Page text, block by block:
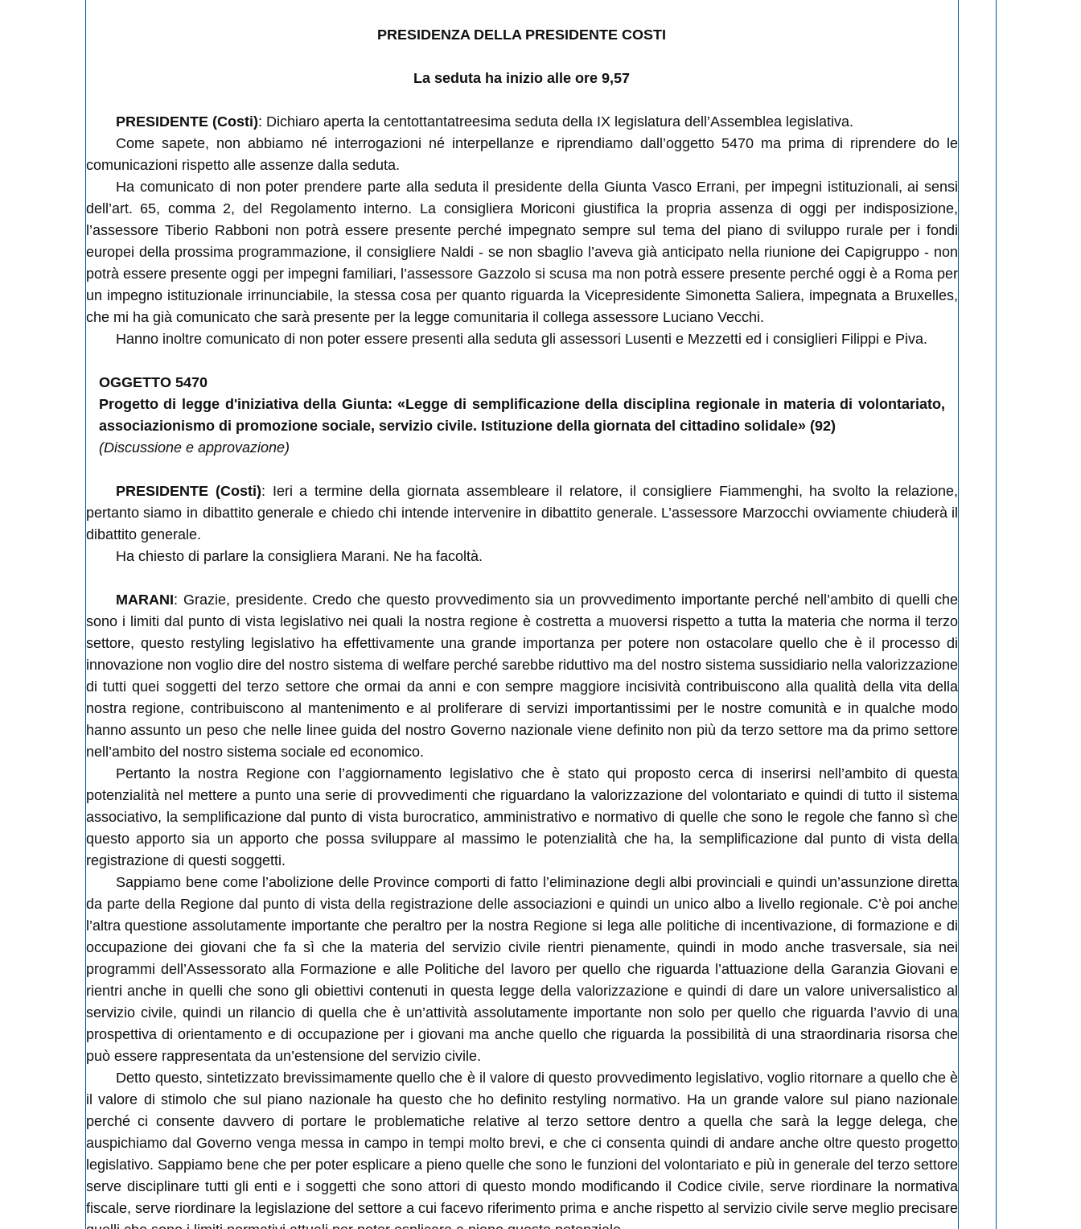
PRESIDENZA DELLA PRESIDENTE COSTI
La seduta ha inizio alle ore 9,57
PRESIDENTE (Costi): Dichiaro aperta la centottantatreesima seduta della IX legislatura dell’Assemblea legislativa.
Come sapete, non abbiamo né interrogazioni né interpellanze e riprendiamo dall’oggetto 5470 ma prima di riprendere do le
comunicazioni rispetto alle assenze dalla seduta.
Ha comunicato di non poter prendere parte alla seduta il presidente della Giunta Vasco Errani, per impegni istituzionali, ai sensi
dell’art. 65, comma 2, del Regolamento interno. La consigliera Moriconi giustifica la propria assenza di oggi per indisposizione,
l’assessore Tiberio Rabboni non potrà essere presente perché impegnato sempre sul tema del piano di sviluppo rurale per i fondi
europei della prossima programmazione, il consigliere Naldi - se non sbaglio l’aveva già anticipato nella riunione dei Capigruppo - non
potrà essere presente oggi per impegni familiari, l’assessore Gazzolo si scusa ma non potrà essere presente perché oggi è a Roma per
un impegno istituzionale irrinunciabile, la stessa cosa per quanto riguarda la Vicepresidente Simonetta Saliera, impegnata a Bruxelles,
che mi ha già comunicato che sarà presente per la legge comunitaria il collega assessore Luciano Vecchi.
Hanno inoltre comunicato di non poter essere presenti alla seduta gli assessori Lusenti e Mezzetti ed i consiglieri Filippi e Piva.
OGGETTO 5470
Progetto di legge d'iniziativa della Giunta: «Legge di semplificazione della disciplina regionale in materia di volontariato,
associazionismo di promozione sociale, servizio civile. Istituzione della giornata del cittadino solidale» (92)
(Discussione e approvazione)
PRESIDENTE (Costi): Ieri a termine della giornata assembleare il relatore, il consigliere Fiammenghi, ha svolto la relazione,
pertanto siamo in dibattito generale e chiedo chi intende intervenire in dibattito generale. L’assessore Marzocchi ovviamente chiuderà il
dibattito generale.
Ha chiesto di parlare la consigliera Marani. Ne ha facoltà.
MARANI: Grazie, presidente. Credo che questo provvedimento sia un provvedimento importante perché nell’ambito di quelli che
sono i limiti dal punto di vista legislativo nei quali la nostra regione è costretta a muoversi rispetto a tutta la materia che norma il terzo
settore, questo restyling legislativo ha effettivamente una grande importanza per potere non ostacolare quello che è il processo di
innovazione non voglio dire del nostro sistema di welfareperché sarebbe riduttivo ma del nostro sistema sussidiario nella valorizzazione
di tutti quei soggetti del terzo settore che ormai da anni e con sempre maggiore incisività contribuiscono alla qualità della vita della
nostra regione, contribuiscono al mantenimento e al proliferare di servizi importantissimi per le nostre comunità e in qualche modo
hanno assunto un peso che nelle linee guida del nostro Governo nazionale viene definito non più da terzo settore ma da primo settore
nell’ambito del nostro sistema sociale ed economico.
Pertanto la nostra Regione con l’aggiornamento legislativo che è stato qui proposto cerca di inserirsi nell’ambito di questa
potenzialità nel mettere a punto una serie di provvedimenti che riguardano la valorizzazione del volontariato e quindi di tutto il sistema
associativo, la semplificazione dal punto di vista burocratico, amministrativo e normativo di quelle che sono le regole che fanno sì che
questo apporto sia un apporto che possa sviluppare al massimo le potenzialità che ha, la semplificazione dal punto di vista della
registrazione di questi soggetti.
Sappiamo bene come l’abolizione delle Province comporti di fatto l’eliminazione degli albi provinciali e quindi un’assunzione diretta
da parte della Regione dal punto di vista della registrazione delle associazioni e quindi un unico albo a livello regionale. C’è poi anche
l’altra questione assolutamente importante che peraltro per la nostra Regione si lega alle politiche di incentivazione, di formazione e di
occupazione dei giovani che fa sì che la materia del servizio civile rientri pienamente, quindi in modo anche trasversale, sia nei
programmi dell’Assessorato alla Formazione e alle Politiche del lavoro per quello che riguarda l’attuazione della Garanzia Giovani e
rientri anche in quelli che sono gli obiettivi contenuti in questa legge della valorizzazione e quindi di dare un valore universalistico al
servizio civile, quindi un rilancio di quella che è un’attività assolutamente importante non solo per quello che riguarda l’avvio di una
prospettiva di orientamento e di occupazione per i giovani ma anche quello che riguarda la possibilità di una straordinaria risorsa che
può essere rappresentata da un’estensione del servizio civile.
Detto questo, sintetizzato brevissimamente quello che è il valore di questo provvedimento legislativo, voglio ritornare a quello che è
il valore di stimolo che sul piano nazionale ha questo che ho definito restyling normativo. Ha un grande valore sul piano nazionale
perché ci consente davvero di portare le problematiche relative al terzo settore dentro a quella che sarà la legge delega, che
auspichiamo dal Governo venga messa in campo in tempi molto brevi, e che ci consenta quindi di andare anche oltre questo progetto
legislativo. Sappiamo bene che per poter esplicare a pieno quelle che sono le funzioni del volontariato e più in generale del terzo settore
serve disciplinare tutti gli enti e i soggetti che sono attori di questo mondo modificando il Codice civile, serve riordinare la normativa
fiscale, serve riordinare la legislazione del settore a cui facevo riferimento prima e anche rispetto al servizio civile serve meglio precisare